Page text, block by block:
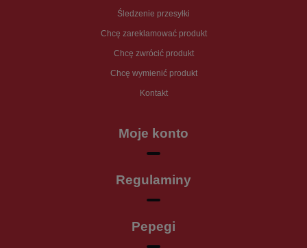
Śledzenie przesyłki
Chcę zareklamować produkt
Chcę zwrócić produkt
Chcę wymienić produkt
Kontakt
Moje konto
Regulaminy
Pepegi